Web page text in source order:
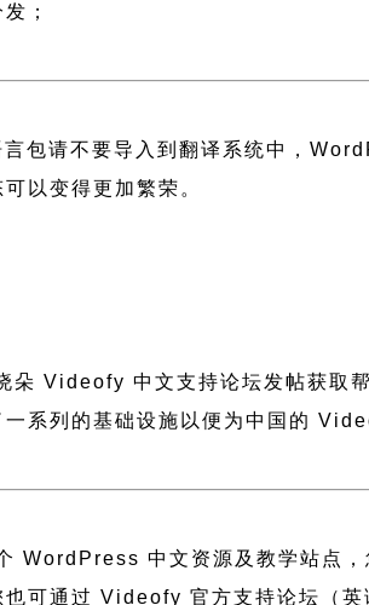
；
包请不要导入到翻译系统中，
以变得更加繁荣。
朵 Videofy 中文支持论坛发帖获取
系列的基础设施以便为中国的
WordPress 中文资源及教学站点，
也可通过Videofy 官方支持论坛 （